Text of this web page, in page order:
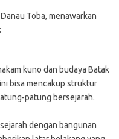
Toba, menawarkan
kuno dan budaya Batak
bisa mencakup struktur
patung bersejarah.
dengan bangunan